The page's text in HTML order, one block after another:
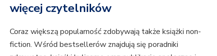
więcej czytelników
Coraz większą popularność zdobywają także książki non-
fiction. Wśród bestsellerów znajdują się poradniki